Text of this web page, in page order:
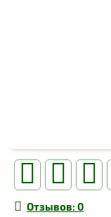
Отзывов: 0